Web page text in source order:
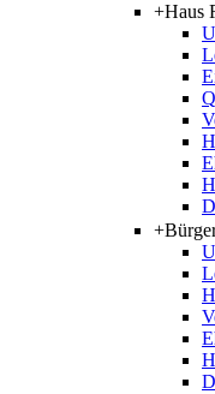
+Haus
+